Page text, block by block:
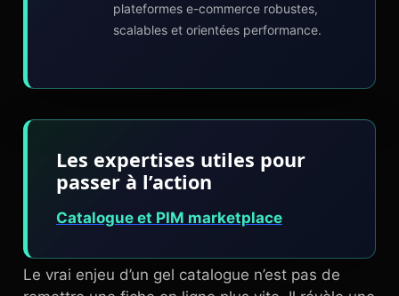
plateformes e-commerce robustes,
scalables et orientées performance.
Les expertises utiles pour
passer à l’action
Catalogue et PIM marketplace
Le vrai enjeu d’un gel catalogue n’est pas de